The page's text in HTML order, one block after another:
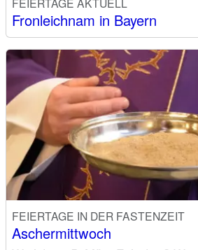
Fronleichnam in Bayern
FEIERTAGE IN DER FASTENZEIT
Aschermittwoch